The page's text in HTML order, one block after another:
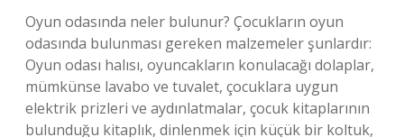
Oyun odasında neler bulunur? Çocukların oyun
odasında bulunması gereken malzemeler şunlardır:
Oyun odası halısı, oyuncakların konulacağı dolaplar,
mümkünse lavabo ve tuvalet, çocuklara uygun
elektrik prizleri ve aydınlatmalar, çocuk kitaplarının
bulunduğu kitaplık, dinlenmek için küçük bir koltuk,